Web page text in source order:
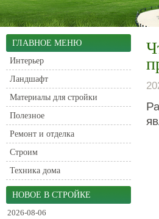
ГЛАВНОЕ МЕНЮ
Интерьер
Ландшафт
Материалы для стройки
Полезное
Ремонт и отделка
Строим
Техника дома
НОВОЕ В СТРОЙКЕ
2026-08-06